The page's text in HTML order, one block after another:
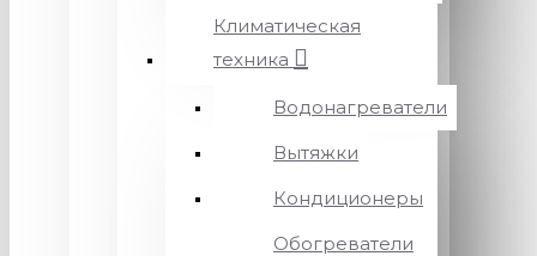
Климатическая
техника
Водонагреватели
Вытяжки
Кондиционеры
Обогреватели